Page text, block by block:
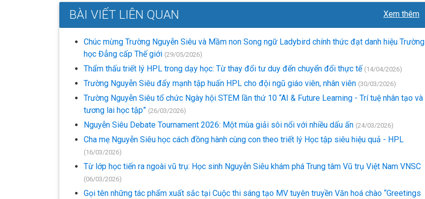
BÀI VIẾT LIÊN QUAN Xem thêm
Chúc mừng Trường Nguyễn Siêu và Mầm non Song ngữ Ladybird chính thức đạt danh hiệu Trường
học Đẳng cấp Thế giới (29/05/2026)
Thẩm thấu triết lý HPL trong dạy học: Từ thay đổi tư duy đến chuyển đổi thực tế (14/04/2026)
Trường Nguyễn Siêu đẩy mạnh tập huấn HPL cho đội ngũ giáo viên, nhân viên (30/03/2026)
Trường Nguyễn Siêu tổ chức Ngày hội STEM lần thứ 10 “AI & Future Learning - Trí tuệ nhân tạo và
tương lai học tập” (26/03/2026)
Nguyễn Siêu Debate Tournament 2026: Một mùa giải sôi nổi với nhiều dấu ấn (24/03/2026)
Cha mẹ Nguyễn Siêu học cách đồng hành cùng con theo triết lý Học tập siêu hiệu quả - HPL
(16/03/2026)
Từ lớp học tiến ra ngoài vũ trụ: Học sinh Nguyễn Siêu khám phá Trung tâm Vũ trụ Việt Nam VNSC
(06/03/2026)
Gọi tên những tác phẩm xuất sắc tại Cuộc thi sáng tạo MV tuyên truyền Văn hoá chào “Greetings